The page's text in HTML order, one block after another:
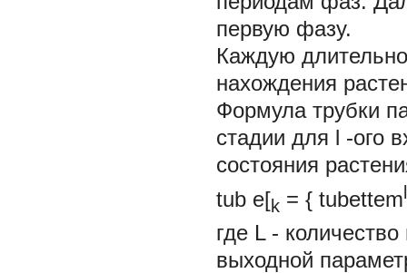
первую фазу.
Каждую
нахождения
Формула трубки
стадии для l -ого
состояния
tub e[k = { tubettem
где L -
выходной